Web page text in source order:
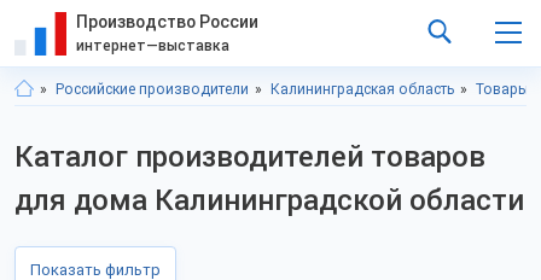
Производство России
интернет—выставка
Российские производители Калининградская область Товары
Каталог производителей товаров
для дома Калининградской области
Показать фильтр